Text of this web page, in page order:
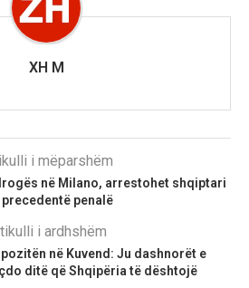
XH M
i mëparshëm
në Milano, arrestohet shqiptari
precedentë penalë
i ardhshëm
në Kuvend: Ju dashnorët e
ditë që Shqipëria të dështojë